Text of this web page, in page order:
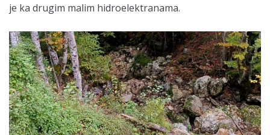
je ka drugim malim hidroelektranama.